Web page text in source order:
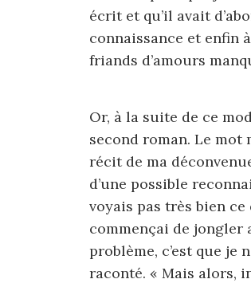
écrit et qu’il avait
connaissance et enfin
friands d’amours
Or, à la suite de ce
second roman. Le mot
récit de ma
d’une possible
voyais pas très bien
commençai de jongler
problème, c’est que je
raconté. « Mais alors,